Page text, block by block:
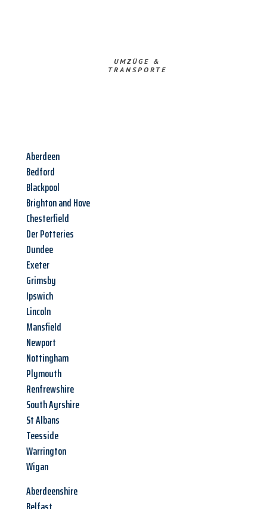
UMZÜGE &
TRANSPORTE
Aberdeen
Bedford
Blackpool
Brighton and Hove
Chesterfield
Der Potteries
Dundee
Exeter
Grimsby
Ipswich
Lincoln
Mansfield
Newport
Nottingham
Plymouth
Renfrewshire
South Ayrshire
St Albans
Teesside
Warrington
Wigan
Aberdeenshire